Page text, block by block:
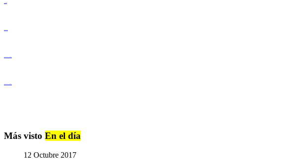
Más visto En el día
12 Octubre 2017